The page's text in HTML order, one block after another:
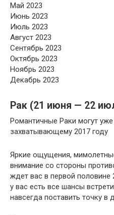
Май 2023
Июнь 2023
Июль 2023
Август 2023
Сентябрь 2023
Октябрь 2023
Ноябрь 2023
Декабрь 2023
Рак (21 июня — 22
Романтичные Раки могут
захватывающему 2017 году
Яркие ощущения,
внимание со стороны
ждет вас в первой
у вас есть все шансы
навсегда поставить точку в